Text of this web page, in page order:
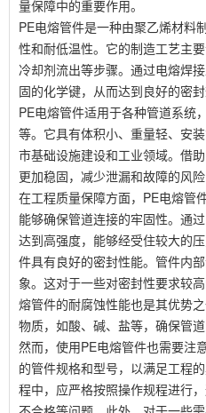
量保障中的重要作用。
PE电熔管件是一种由聚乙烯材料
性和耐低温性。它的制造工艺主
冷却剂流出等步骤。通过电熔焊
固的化学键，从而达到良好的密封
PE电熔管件适用于各种管道系统
等。它具有体积小、重量轻、安
市基础设施建设和工业领域。借
更加稳固，减少泄漏和故障的风
在工程质量保障方面，PE电熔管
能够确保管道连接的牢固性。通
达到高强度，能够经受住较大的
件具有良好的密封性能。管件内
象。这对于一些对密封性要求较
熔管件的耐腐蚀性能也是其优势
物质，如酸、碱、盐等，确保管道
然而，使用PE电熔管件也需要注
的管件规格和型号，以满足工程
程中，应严格按照操作规程进行